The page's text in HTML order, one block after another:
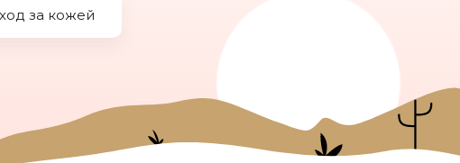
за кожей